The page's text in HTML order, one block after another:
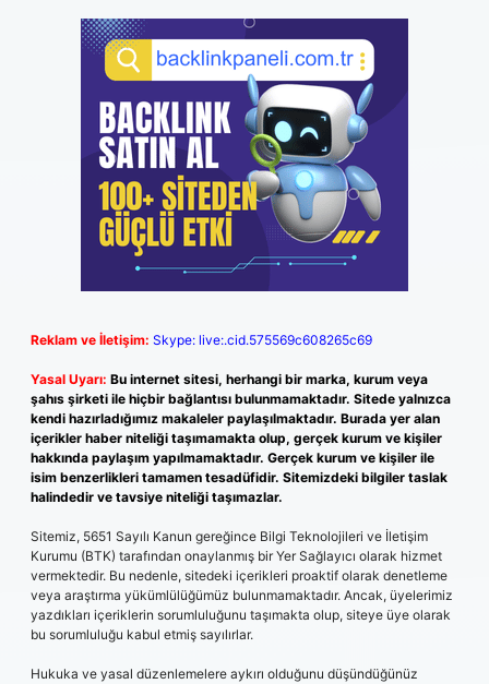
Reklam ve İletişim: Skype: live:.cid.575569c608265c69
Yasal Uyarı: Bu internet sitesi, herhangi bir marka, kurum veya
şahıs şirketi ile hiçbir bağlantısı bulunmamaktadır. Sitede yalnızca
kendi hazırladığımız makaleler paylaşılmaktadır. Burada yer alan
içerikler haber niteliği taşımamakta olup, gerçek kurum ve kişiler
hakkında paylaşım yapılmamaktadır. Gerçek kurum ve kişiler ile
isim benzerlikleri tamamen tesadüfidir. Sitemizdeki bilgiler taslak
halindedir ve tavsiye niteliği taşımazlar.
Sitemiz, 5651 Sayılı Kanun gereğince Bilgi Teknolojileri ve İletişim
Kurumu (BTK) tarafından onaylanmış bir Yer Sağlayıcı olarak hizmet
vermektedir. Bu nedenle, sitedeki içerikleri proaktif olarak denetleme
veya araştırma yükümlülüğümüz bulunmamaktadır. Ancak, üyelerimiz
yazdıkları içeriklerin sorumluluğunu taşımakta olup, siteye üye olarak
bu sorumluluğu kabul etmiş sayılırlar.
Hukuka ve yasal düzenlemelere aykırı olduğunu düşündüğünüz